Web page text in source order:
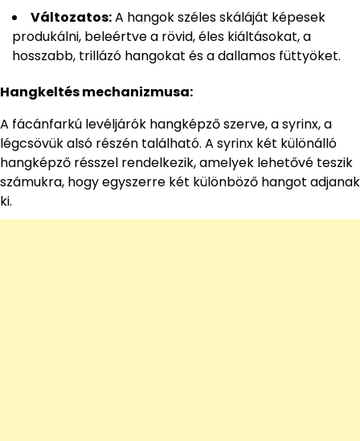
Változatos:A hangok széles skáláját képesek
produkálni, beleértve a rövid, éles kiáltásokat, a
hosszabb, trillázó hangokat és a dallamos füttyöket.
Hangkeltés mechanizmusa:
A fácánfarkú levéljárók hangképző szerve, a syrinx, a
légcsövük alsó részén található. A syrinx két különálló
hangképző résszel rendelkezik, amelyek lehetővé teszik
számukra, hogy egyszerre két különböző hangot adjanak
ki.